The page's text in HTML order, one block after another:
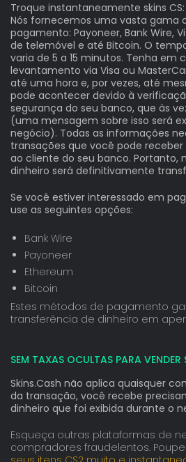
Troque instantaneamente skins
Nós fornecemos uma vasta gama
pagamento: Payoneer, Bank Wire,
de telemóvel e até Bitcoin. O
varia de 5 a 15 minutos. Tenha em
levantamento via Visa ou
até uma hora e, por vezes, até
pode acontecer devido à
segurança do seu banco, que às
(uma mensagem sobre isso será
negócio). Todas as informações
transações que você pode
ao cliente do seu banco. Portanto,
dinheiro será definitivamente
Se você estiver interessado em
use as seguintes opções:
Bank Wire
Payoneer
Ethereum
Bitcoin
Estes métodos de pagamento
transferência de dinheiro em
SEM TAXAS OCULTAS PARA VENDER
Skins.Cash não aplica quaisquer
da transação, você recebe
dinheiro que foi exibida durante o
Esqueça outras plataformas de
compradores fraudelentos.